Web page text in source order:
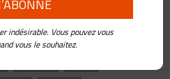
LuFax
Réglementation
indésirable. Vous pouvez vous
vous le souhaitez.